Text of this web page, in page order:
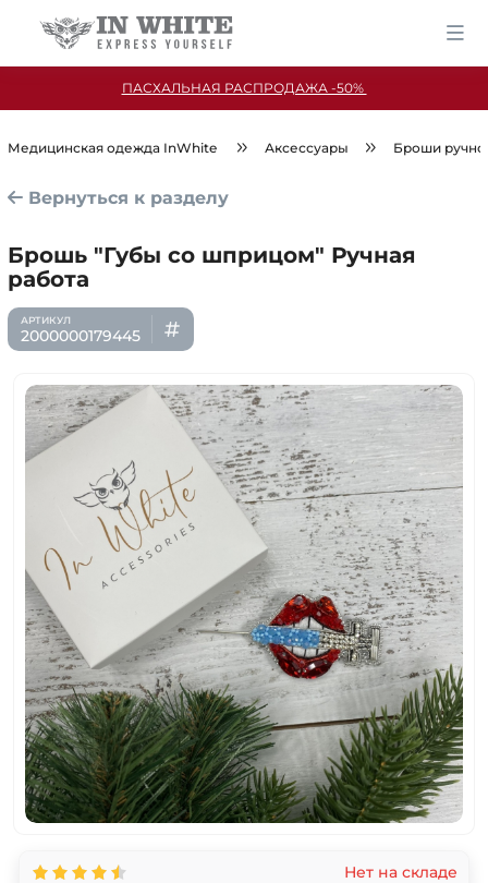
ПАСХАЛЬНАЯ РАСПРОДАЖА -50%
Медицинская одежда InWhite Аксессуары Броши
Вернуться к разделу
Брошь "Губы со шприцом" Ручная
работа
2000000179445
Нет на складе